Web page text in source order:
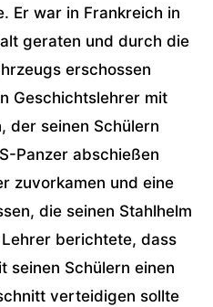
Er war in Frankreich in
geraten und durch die
erschossen
Geschichtslehrer mit
der seinen Schülern
Panzer abschießen
zuvorkamen und eine
die seinen Stahlhelm
berichtete, dass
seinen Schülern einen
verteidigen sollte